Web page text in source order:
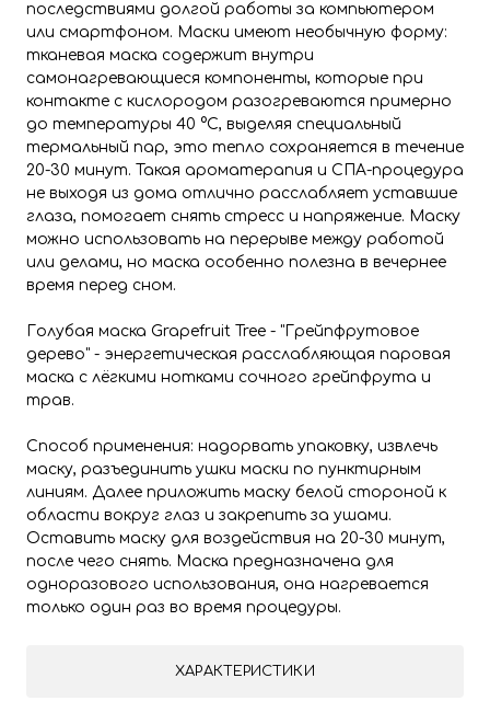
последствиями долгой работы за компьютером
или смартфоном. Маски имеют необычную форму:
тканевая маска содержит внутри
самонагревающиеся компоненты, которые при
контакте с кислородом разогреваются примерно
до температуры 40 °C, выделяя специальный
термальный пар, это тепло сохраняется в течение
20-30 минут. Такая ароматерапия и СПА-процедура
не выходя из дома отлично расслабляет уставшие
глаза, помогает снять стресс и напряжение. Маску
можно использовать на перерыве между работой
или делами, но маска особенно полезна в вечернее
время перед сном.
Голубая маска Grapefruit Tree - "Грейпфрутовое
дерево" - энергетическая расслабляющая паровая
маска с лёгкими нотками сочного грейпфрута и
трав.
Способ применения: надорвать упаковку, извлечь
маску, разъединить ушки маски по пунктирным
линиям. Далее приложить маску белой стороной к
области вокруг глаз и закрепить за ушами.
Оставить маску для воздействия на 20-30 минут,
после чего снять. Маска предназначена для
одноразового использования, она нагревается
только один раз во время процедуры.
ХАРАКТЕРИСТИКИ